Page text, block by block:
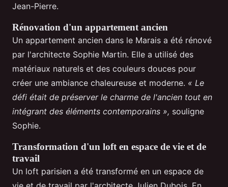
Jean-Pierre.
Rénovation d'un appartement ancien
Un appartement ancien dans le Marais a été rénové
par l'architecte Sophie Martin. Elle a utilisé des
matériaux naturels et des couleurs douces pour
créer une ambiance chaleureuse et moderne. « Le
défi était de préserver le charme de l'ancien tout en
intégrant des éléments contemporains », souligne
Sophie.
Transformation d'un loft en espace de vie et de
travail
Un loft parisien a été transformé en un espace de